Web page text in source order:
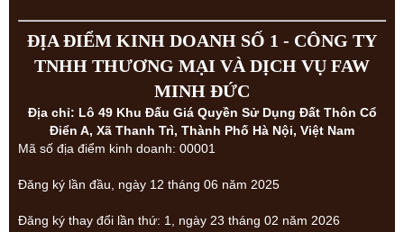
ĐỊA ĐIỂM KINH DOANH SỐ 1 - CÔNG TY
TNHH THƯƠNG MẠI VÀ DỊCH VỤ FAW
MINH ĐỨC
Địa chỉ: Lô 49 Khu Đấu Giá Quyền Sử Dụng Đất Thôn Cổ
Điển A, Xã Thanh Trì, Thành Phố Hà Nội, Việt Nam
Mã số địa điểm kinh doanh: 00001
Đăng ký lần đầu, ngày 12 tháng 06 năm 2025
Đăng ký thay đổi lần thứ: 1, ngày 23 tháng 02 năm 2026